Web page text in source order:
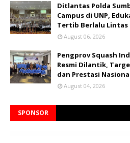
Ditlantas Polda
Campus di UNP,
Tertib Berlalu Lintas
August 06, 2026
Pengprov Squash
Resmi Dilantik,
dan Prestasi
August 04, 2026
SPONSOR